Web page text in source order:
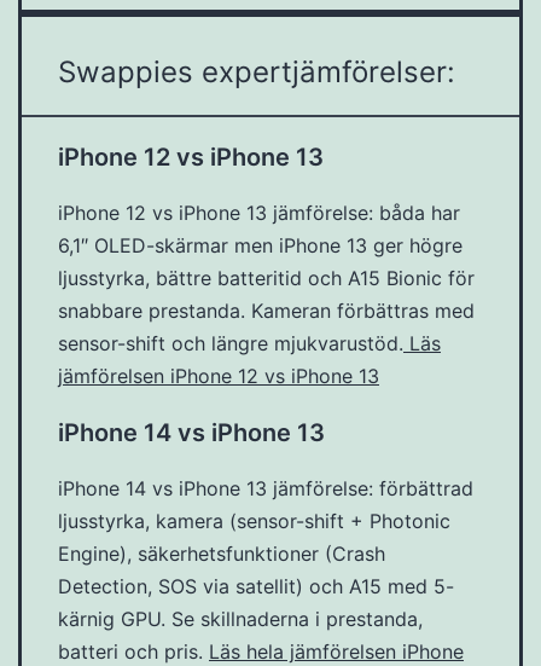
Swappies expertjämförelser:
iPhone 12 vs iPhone 13
iPhone 12 vs iPhone 13 jämförelse: båda har
6,1″ OLED-skärmar men iPhone 13 ger högre
ljusstyrka, bättre batteritid och A15 Bionic för
snabbare prestanda. Kameran förbättras med
sensor-shift och längre mjukvarustöd. Läs
jämförelsen iPhone 12 vs iPhone 13
iPhone 14 vs iPhone 13
iPhone 14 vs iPhone 13 jämförelse: förbättrad
ljusstyrka, kamera (sensor-shift + Photonic
Engine), säkerhetsfunktioner (Crash
Detection, SOS via satellit) och A15 med 5-
kärnig GPU. Se skillnaderna i prestanda,
batteri och pris. Läs hela jämförelsen iPhone